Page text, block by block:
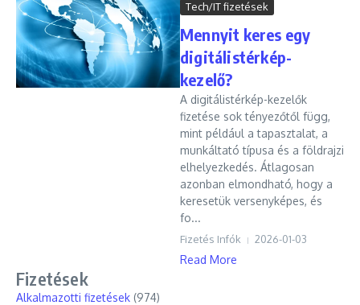
Tech/IT fizetések
Mennyit keres egy
digitálistérkép-
kezelő?
A digitálistérkép-kezelők
fizetése sok tényezőtől függ,
mint például a tapasztalat, a
munkáltató típusa és a földrajzi
elhelyezkedés. Átlagosan
azonban elmondható, hogy a
keresetük versenyképes, és
fo...
Fizetés Infók 2026-01-03
Read More
Fizetések
Alkalmazotti fizetések (974)